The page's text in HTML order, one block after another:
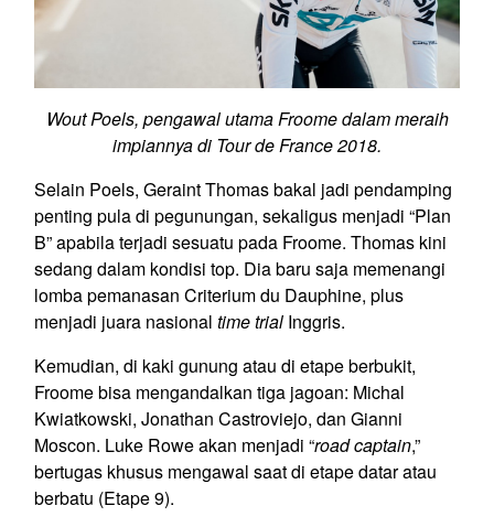
Wout Poels, pengawal utama Froome dalam meraih
impiannya di Tour de France 2018.
Selain Poels, Geraint Thomas bakal jadi pendamping
penting pula di pegunungan, sekaligus menjadi “Plan
B” apabila terjadi sesuatu pada Froome. Thomas kini
sedang dalam kondisi top. Dia baru saja memenangi
lomba pemanasan Criterium du Dauphine, plus
menjadi juara nasional time trial Inggris.
Kemudian, di kaki gunung atau di etape berbukit,
Froome bisa mengandalkan tiga jagoan: Michal
Kwiatkowski, Jonathan Castroviejo, dan Gianni
Moscon. Luke Rowe akan menjadi “road captain,”
bertugas khusus mengawal saat di etape datar atau
berbatu (Etape 9).